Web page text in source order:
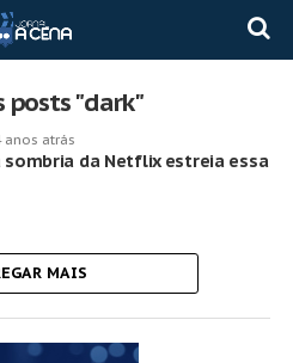
posts "dark"
anos atrás
sombria da Netflix estreia essa
MAIS